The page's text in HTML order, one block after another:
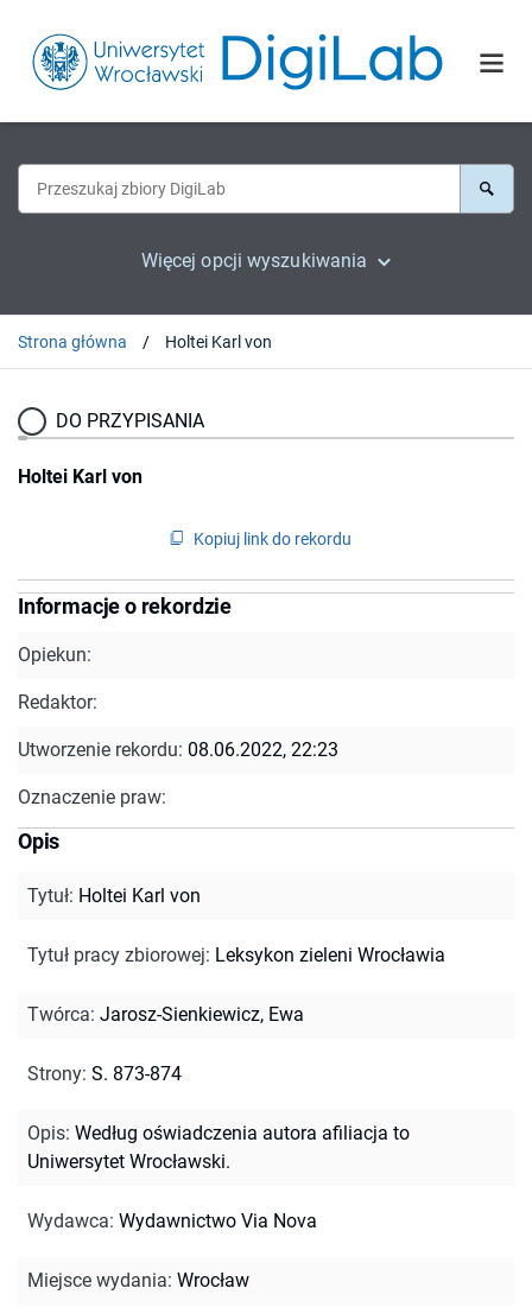
Więcej opcji wyszukiwania
Strona główna Holtei Karl von
DO PRZYPISANIA
Holtei Karl von
Kopiuj link do rekordu
Informacje o rekordzie
Opiekun:
Redaktor:
Utworzenie rekordu: 08.06.2022, 22:23
Oznaczenie praw:
Opis
Tytuł: Holtei Karl von
Tytuł pracy zbiorowej: Leksykon zieleni Wrocławia
Twórca: Jarosz-Sienkiewicz, Ewa
Strony: S. 873-874
Opis: Według oświadczenia autora afiliacja to
Uniwersytet Wrocławski.
Wydawca: Wydawnictwo Via Nova
Miejsce wydania: Wrocław